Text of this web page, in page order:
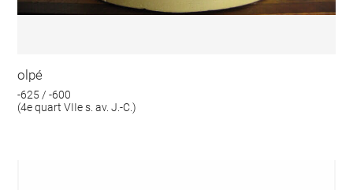
olpé
-625 / -600
(4e quart VIIe s. av. J.-C.)